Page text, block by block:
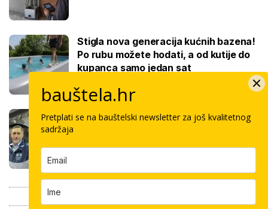
Stigla nova generacija kućnih bazena!
Po rubu možete hodati, a od kutije do
kupanca samo jedan sat
Koliko košta keramičar za kvadrat
bauštela.hr
Pretplati se na bauštelski newsletter za još kvalitetnog
sadržaja